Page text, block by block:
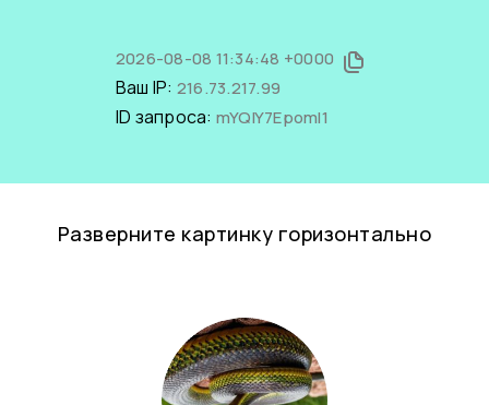
2026-08-08 11:34:48 +0000
Ваш IP: 216.73.217.99
ID запроса: mYQIY7EpomI1
Разверните картинку горизонтально